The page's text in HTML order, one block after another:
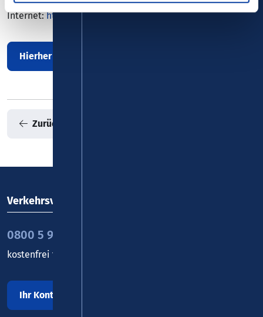
Internet:https://www.cafehahn.de
Hierher mit Bus/Bahn
Zurück zur Übersicht
Verkehrsverbund Rhein-Mosel GmbH
0800 5 986 986
kostenfrei täglich 8 - 20 Uhr
Ihr Kontakt zu uns